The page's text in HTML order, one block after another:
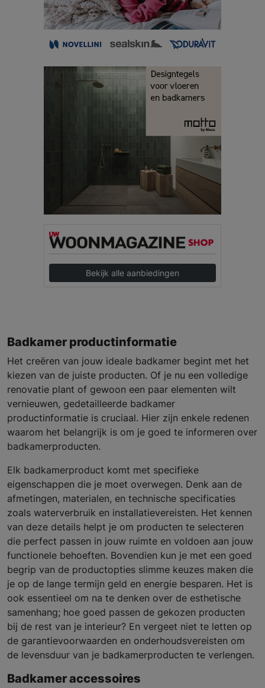
Bekijk alle aanbiedingen
Badkamer productinformatie
Het creëren van jouw ideale badkamer begint met het
kiezen van de juiste producten. Of je nu een volledige
renovatie plant of gewoon een paar elementen wilt
vernieuwen, gedetailleerde badkamer
productinformatie is cruciaal. Hier zijn enkele redenen
waarom het belangrijk is om je goed te informeren over
badkamerproducten.
Elk badkamerproduct komt met specifieke
eigenschappen die je moet overwegen. Denk aan de
afmetingen, materialen, en technische specificaties
zoals waterverbruik en installatievereisten. Het kennen
van deze details helpt je om producten te selecteren
die perfect passen in jouw ruimte en voldoen aan jouw
functionele behoeften. Bovendien kun je met een goed
begrip van de productopties slimme keuzes maken die
je op de lange termijn geld en energie besparen. Het is
ook essentieel om na te denken over de esthetische
samenhang; hoe goed passen de gekozen producten
bij de rest van je interieur? En vergeet niet te letten op
de garantievoorwaarden en onderhoudsvereisten om
de levensduur van je badkamerproducten te verlengen.
Badkamer accessoires